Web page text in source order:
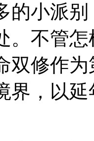
的小派
。不管
双修作
界，以